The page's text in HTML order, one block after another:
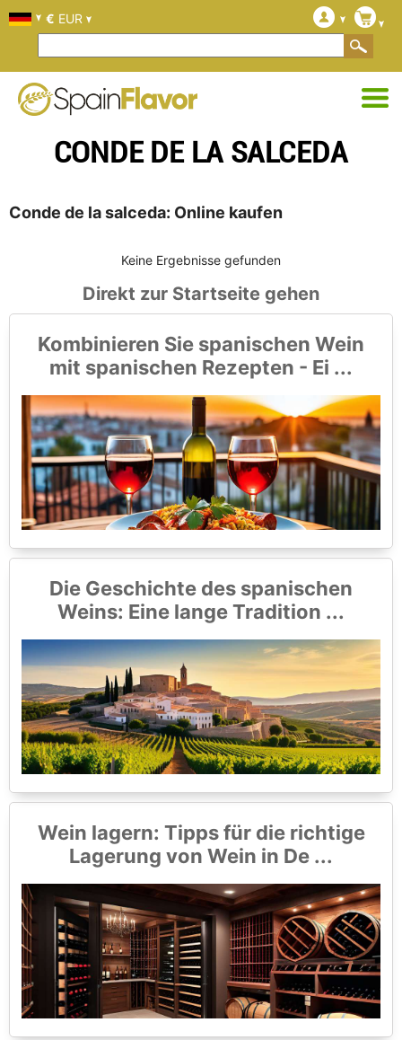
CONDE DE LA SALCEDA
Conde de la salceda: Online kaufen
Keine Ergebnisse gefunden
Direkt zur Startseite gehen
Kombinieren Sie spanischen Wein
mit spanischen Rezepten - Ei ...
Die Geschichte des spanischen
Weins: Eine lange Tradition ...
Wein lagern: Tipps für die richtige
Lagerung von Wein in De ...
€ EUR